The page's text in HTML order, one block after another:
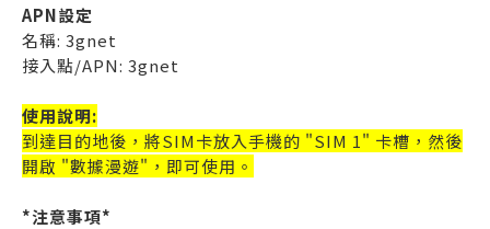
APN設定
名稱: 3gnet
接入點/APN: 3gnet
使用說明:
到達目的地後，將SIM卡放入手機的 "SIM 1" 卡槽，然後
開啟 "數據漫遊"，即可使用。
*注意事項*